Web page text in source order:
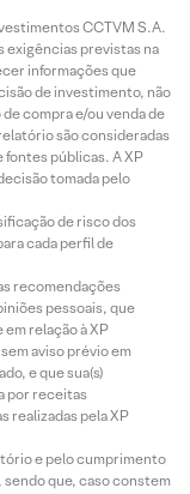
CCTVM S.A.
exigências previstas na
informações que
de investimento, não
compra e/ou venda de
são consideradas
fontes públicas. A XP
tomada pelo
de risco dos
cada perfil de
recomendações
pessoais, que
relação à XP
aviso prévio em
e que sua(s)
por receitas
realizadas pela XP
e pelo cumprimento
sendo que, caso constem